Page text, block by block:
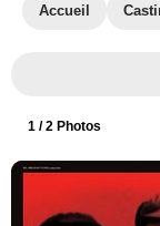
Accueil
1 / 2 Photos